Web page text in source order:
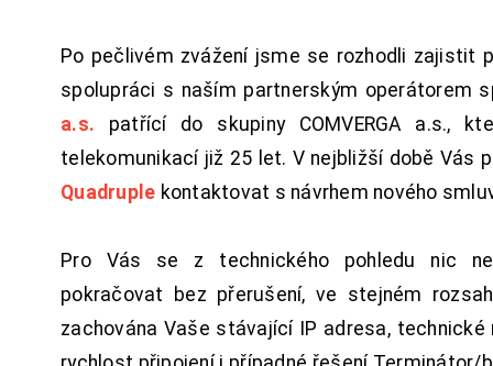
Po pečlivém zvážení jsme se rozhodli zajistit
spolupráci s naším partnerským operátorem
a.s. patřící do skupiny COMVERGA a.s.,
telekomunikací již 25 let. V nejbližší době Vás
Quadruple kontaktovat s návrhem nového
Pro Vás se z technického pohledu nic
pokračovat bez přerušení, ve stejném
zachována Vaše stávající IP adresa, technické